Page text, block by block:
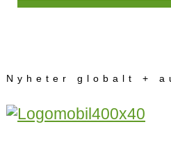
Nyheter globalt +